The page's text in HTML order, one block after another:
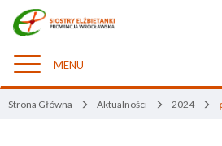
Nawigacja
MENU
Strona Główna Aktualności 2024